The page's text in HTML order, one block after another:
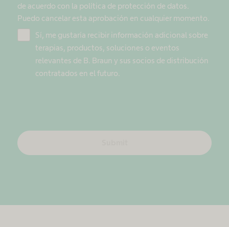
de acuerdo con la política de protección de datos.
Puedo cancelar esta aprobación en cualquier momento.
Sí, me gustaría recibir información adicional sobre
terapias, productos, soluciones o eventos
relevantes de B. Braun y sus socios de distribución
contratados en el futuro.